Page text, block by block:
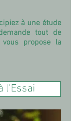
à une étude
tout de
propose la
l'Essai